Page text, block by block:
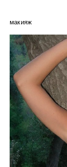
макияж